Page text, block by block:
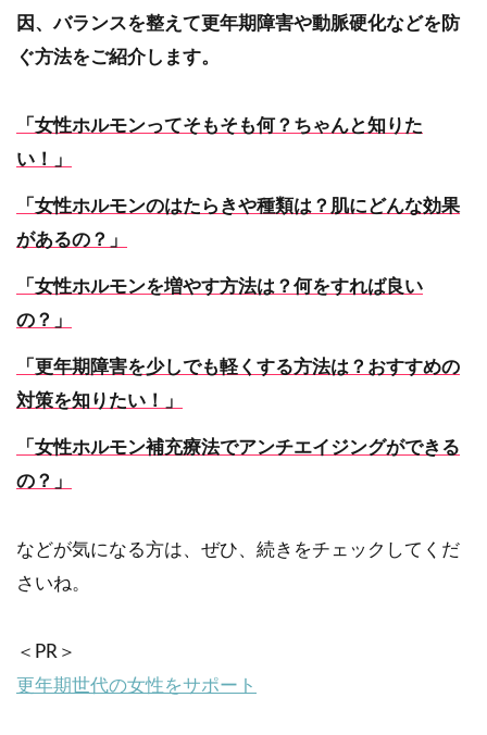
因、バランスを整えて更年期障害や動脈硬化などを防
ぐ方法をご紹介します。
「女性ホルモンってそもそも何？ちゃんと知りた
い！」
「女性ホルモンのはたらきや種類は？肌にどんな効果
があるの？」
「女性ホルモンを増やす方法は？何をすれば良い
の？」
「更年期障害を少しでも軽くする方法は？おすすめの
対策を知りたい！」
「女性ホルモン補充療法でアンチエイジングができる
の？」
などが気になる方は、ぜひ、続きをチェックしてくだ
さいね。
＜PR＞
更年期世代の女性をサポート